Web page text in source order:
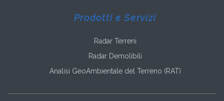
Prodotti e Servizi
Radar Terreni
Radar Demolibili
Analisi GeoAmbientale del Terreno (RAT)